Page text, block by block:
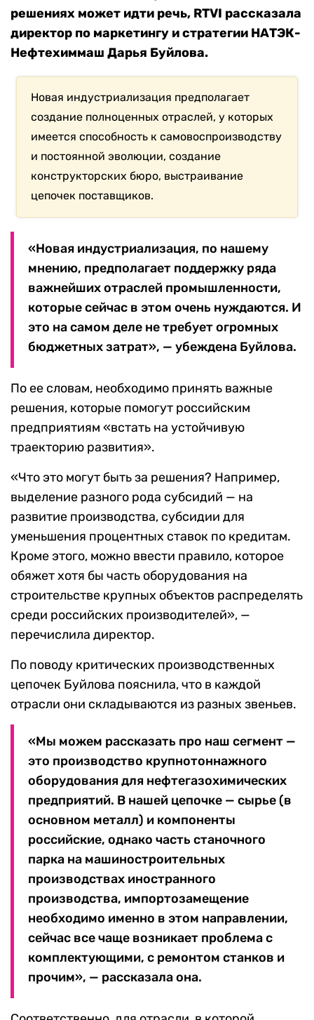
решениях может идти речь, RTVI рассказала
директор по маркетингу и стратегии НАТЭК-
Нефтехиммаш Дарья Буйлова.
Новая индустриализация предполагает
создание полноценных отраслей, у которых
имеется способность к самовоспроизводству
и постоянной эволюции, создание
конструкторских бюро, выстраивание
цепочек поставщиков.
«Новая индустриализация, по нашему
мнению, предполагает поддержку ряда
важнейших отраслей промышленности,
которые сейчас в этом очень нуждаются. И
это на самом деле не требует огромных
бюджетных затрат», — убеждена Буйлова.
По ее словам, необходимо принять важные
решения, которые помогут российским
предприятиям «встать на устойчивую
траекторию развития».
«Что это могут быть за решения? Например,
выделение разного рода субсидий — на
развитие производства, субсидии для
уменьшения процентных ставок по кредитам.
Кроме этого, можно ввести правило, которое
обяжет хотя бы часть оборудования на
строительстве крупных объектов распределять
среди российских производителей», —
перечислила директор.
По поводу критических производственных
цепочек Буйлова пояснила, что в каждой
отрасли они складываются из разных звеньев.
«Мы можем рассказать про наш сегмент —
это производство крупнотоннажного
оборудования для нефтегазохимических
предприятий. В нашей цепочке — сырье (в
основном металл) и компоненты
российские, однако часть станочного
парка на машиностроительных
производствах иностранного
производства, импортозамещение
необходимо именно в этом направлении,
сейчас все чаще возникает проблема с
комплектующими, с ремонтом станков и
прочим», — рассказала она.